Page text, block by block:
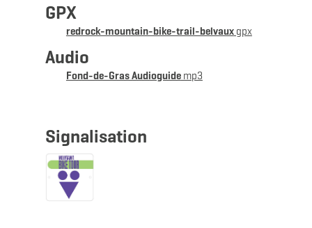
GPX
redrock-mountain-bike-trail-belvauxgpx
Audio
Fond-de-Gras Audioguidemp3
Signalisation